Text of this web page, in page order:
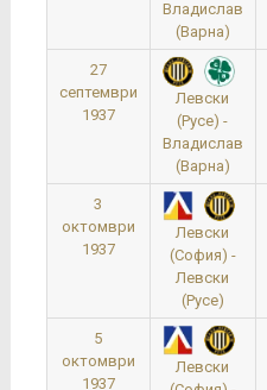
Владислав
(Варна)
27
септември
1937
Левски
(Русе) -
Владислав
(Варна)
3
октомври
1937
Левски
(София) -
Левски
(Русе)
5
октомври
1937
Левски